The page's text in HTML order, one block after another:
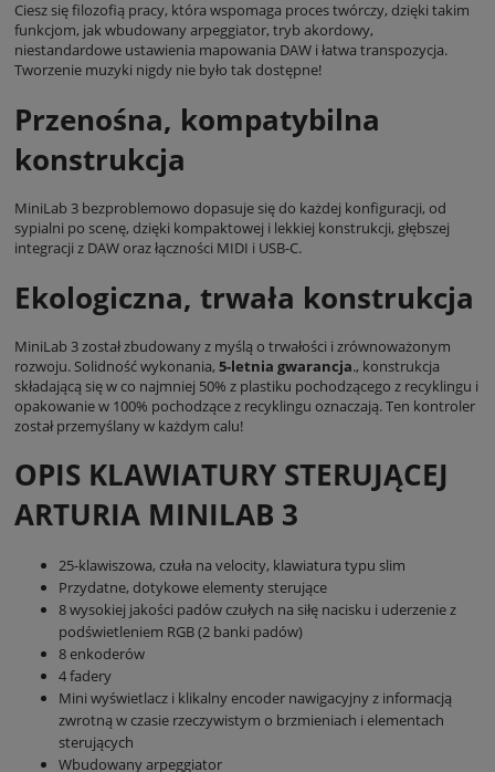
Ciesz się filozofią pracy, która wspomaga proces twórczy, dzięki takim
funkcjom, jak wbudowany arpeggiator, tryb akordowy,
niestandardowe ustawienia mapowania DAW i łatwa transpozycja.
Tworzenie muzyki nigdy nie było tak dostępne!
Przenośna, kompatybilna
konstrukcja
MiniLab 3 bezproblemowo dopasuje się do każdej konfiguracji, od
sypialni po scenę, dzięki kompaktowej i lekkiej konstrukcji, głębszej
integracji z DAW oraz łączności MIDI i USB-C.
Ekologiczna, trwała konstrukcja
MiniLab 3 został zbudowany z myślą o trwałości i zrównoważonym
rozwoju. Solidność wykonania, 5-letnia gwarancja., konstrukcja
składającą się w co najmniej 50% z plastiku pochodzącego z recyklingu i
opakowanie w 100% pochodzące z recyklingu oznaczają. Ten kontroler
został przemyślany w każdym calu!
OPIS KLAWIATURY STERUJĄCEJ
ARTURIA MINILAB 3
25-klawiszowa, czuła na velocity, klawiatura typu slim
Przydatne, dotykowe elementy sterujące
8 wysokiej jakości padów czułych na siłę nacisku i uderzenie z
podświetleniem RGB (2 banki padów)
8 enkoderów
4 fadery
Mini wyświetlacz i klikalny encoder nawigacyjny z informacją
zwrotną w czasie rzeczywistym o brzmieniach i elementach
sterujących
Wbudowany arpeggiator